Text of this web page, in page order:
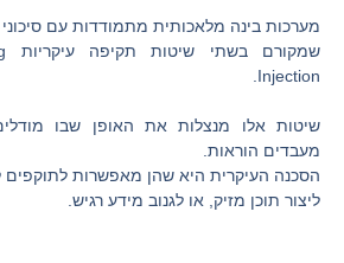
מערכות בינה מלאכותית מתמודדות עם
Injection.
שיטות אלו מנצלות את האופן שבו
מעבדים הוראות.
הסכנה העיקרית היא שהן מאפשרות לתוקפים
ליצור תוכן מזיק, או לגנוב מידע רגיש.